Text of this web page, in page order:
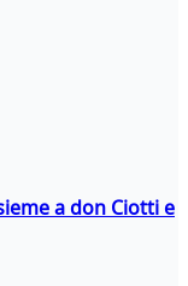
a don Ciotti e